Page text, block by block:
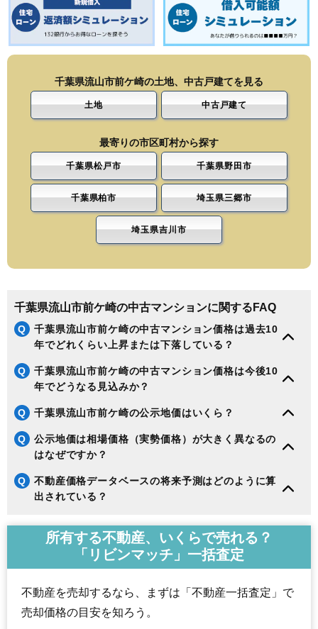
千葉県流山市前ケ崎の土地、中古戸建てを見る
土地 中古戸建て
最寄りの市区町村から探す
千葉県松戸市 千葉県野田市
千葉県柏市 埼玉県三郷市
埼玉県吉川市
千葉県流山市前ケ崎の中古マンションに関するFAQ
Q
千葉県流山市前ケ崎の中古マンション価格は過去10
年でどれくらい上昇または下落している？
Q
千葉県流山市前ケ崎の中古マンション価格は今後10
年でどうなる見込みか？
Q 千葉県流山市前ケ崎の公示地価はいくら？
Q
公示地価は相場価格（実勢価格）が大きく異なるの
はなぜですか？
Q
不動産価格データベースの将来予測はどのように算
出されている？
所有する不動産、いくらで売れる？
「リビンマッチ」一括査定
不動産を売却するなら、まずは「不動産一括査定」で
売却価格の目安を知ろう。